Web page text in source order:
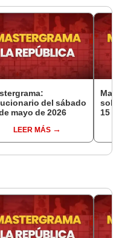
del sábado
mayo de 2026
LEER MÁS
15